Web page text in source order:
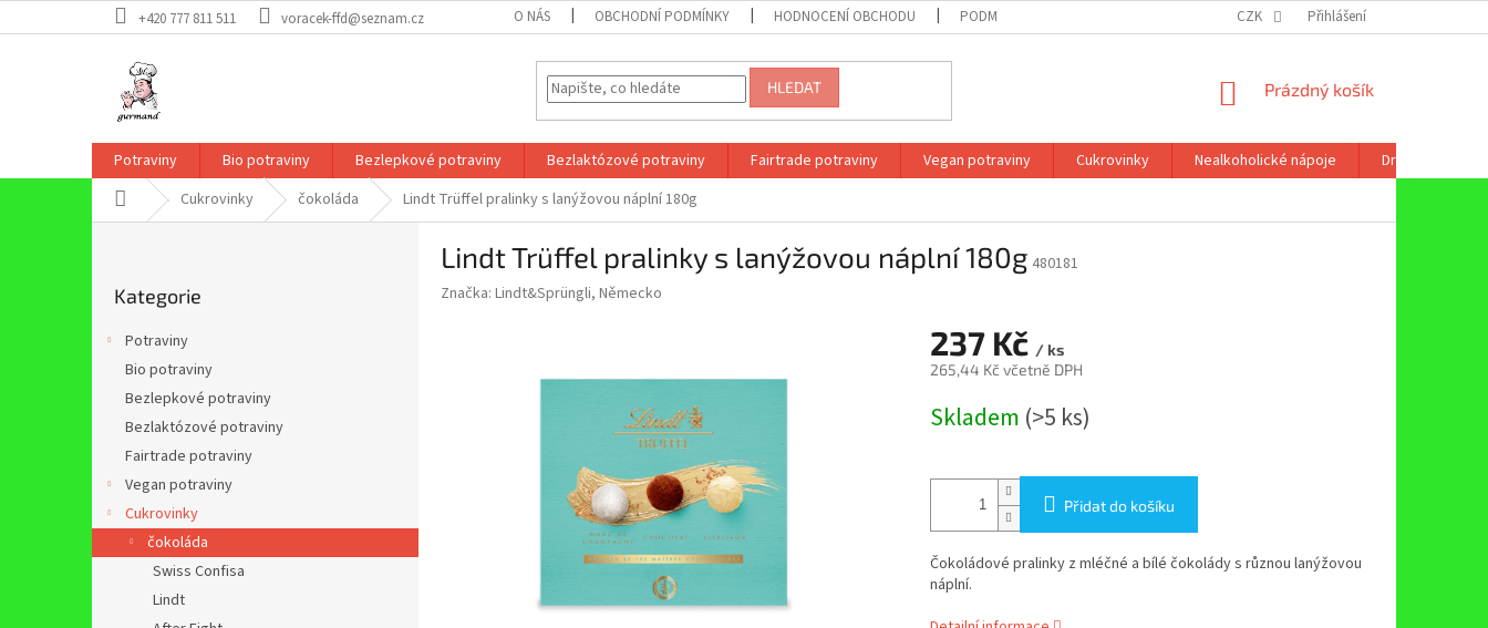
na
+420 777 811 511 voracek-ffd@seznam.cz O NÁS OBCHODNÍ PODMÍNKY HODNOCENÍ OBCHODU PODMÍNKY OCHRANY OSOBNÍCH ÚDAJŮ CZK Přihlášení
HLEDAT
NÁKUPNÍ
Prázdný košík
Potraviny Bio potraviny Bezlepkové potraviny Bezlaktózové potraviny Fairtrade potraviny Vegan potraviny Cukrovinky Nealkoholické nápoje Drogerie
Domů Cukrovinky čokoláda Lindt Trüffel pralinky s lanýžovou náplní 180g
e
l
kategorie
Kategorie
Potraviny
Bio potraviny
Bezlepkové potraviny
Bezlaktózové potraviny
Fairtrade potraviny
Vegan potraviny
Cukrovinky
čokoláda
Swiss Confisa
Lindt
Lindt Trüffel pralinky s lanýžovou náplní 180g 480181
Značka: Lindt&Sprüngli, Německo
237 Kč / ks
265,44 Kč včetně DPH
cena:
Skladem (>5 ks)
Přidat do košíku
Čokoládové pralinky z mléčné a bílé čokolády s různou lanýžovou
náplní.